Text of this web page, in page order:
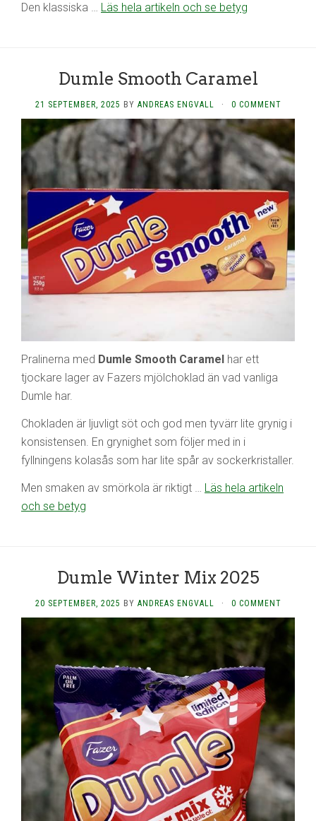
Den klassiska … Läs hela artikeln och se betyg
Dumle Smooth Caramel
21 SEPTEMBER, 2025 BY ANDREAS ENGVALL · 0 COMMENT
Pralinerna med Dumle Smooth Caramel har ett
tjockare lager av Fazers mjölchoklad än vad vanliga
Dumle har.
Chokladen är ljuvligt söt och god men tyvärr lite grynig i
konsistensen. En grynighet som följer med in i
fyllningens kolasås som har lite spår av sockerkristaller.
Men smaken av smörkola är riktigt … Läs hela artikeln
och se betyg
Dumle Winter Mix 2025
20 SEPTEMBER, 2025 BY ANDREAS ENGVALL · 0 COMMENT